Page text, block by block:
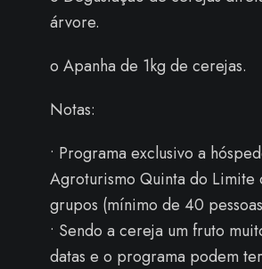
árvore.
o Apanha de 1kg de cerejas.
Notas:
• Programa exclusivo a
Agroturismo Quinta do Limite
grupos (mínimo de 40
• Sendo a cereja um fruto
datas e o programa podem